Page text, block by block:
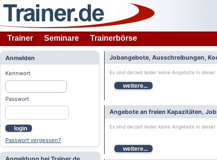
Trainer Seminare Trainerbörse
Anmelden
Kennwort
Passwort
login
Passwort vergessen?
Jobangebote, Ausschreibungen,
Es sind derzeit leider keine Angebote in
weitere...
Angebote an freien Kapazitäten,
Es sind derzeit leider keine Angebote in
weitere...